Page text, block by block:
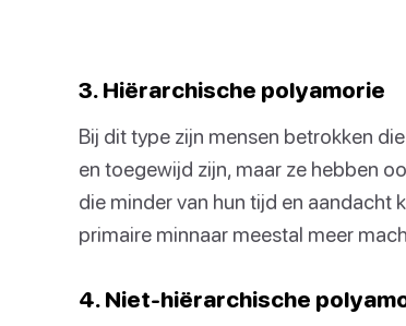
3. Hiërarchische polyamorie
Bij dit type zijn mensen betrokken
en toegewijd zijn, maar ze hebben
die minder van hun tijd en aandacht
primaire minnaar meestal meer
4. Niet-hiërarchische